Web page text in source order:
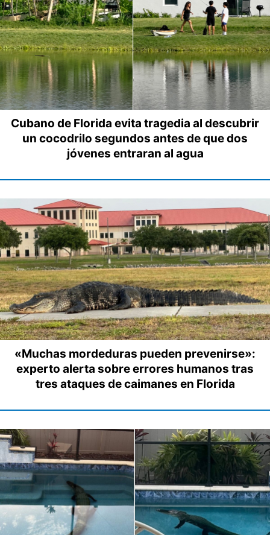
Cubano de Florida evita tragedia al descubrir
un cocodrilo segundos antes de que dos
jóvenes entraran al agua
«Muchas mordeduras pueden prevenirse»:
experto alerta sobre errores humanos tras
tres ataques de caimanes en Florida